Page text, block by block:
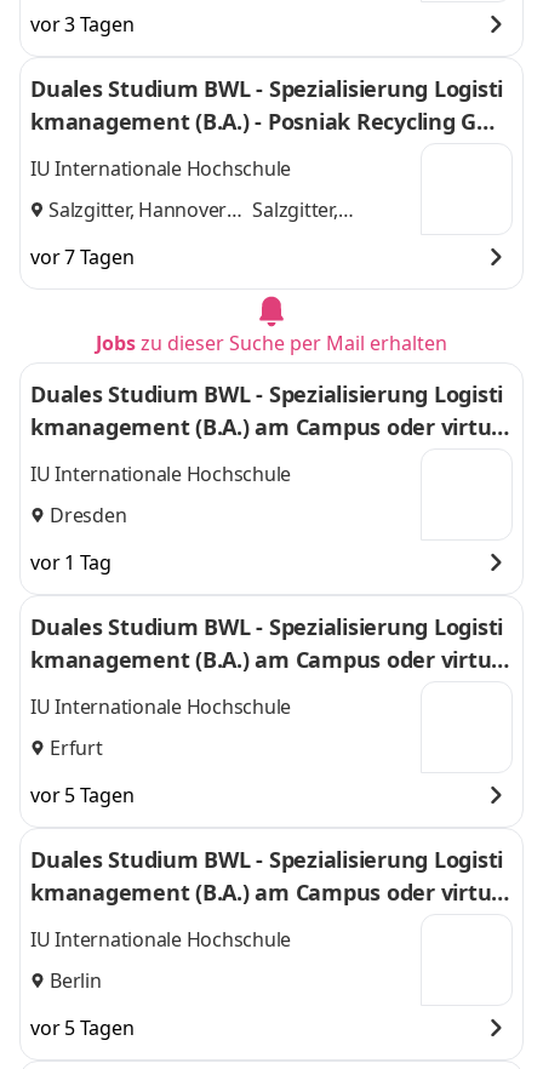
vor 3 Tagen
Duales Studium BWL - Spezialisierung Logisti
kmanagement (B.A.) - Posniak Recycling Gmb
H
IU Internationale Hochschule
Salzgitter, Hannover
Salzgitter,
vor 7 Tagen
Jobszu dieser Suche per Mail erhalten
Duales Studium BWL - Spezialisierung Logisti
kmanagement (B.A.) am Campus oder virtuel
l
IU Internationale Hochschule
Dresden
vor 1 Tag
Duales Studium BWL - Spezialisierung Logisti
kmanagement (B.A.) am Campus oder virtuel
l
IU Internationale Hochschule
Erfurt
vor 5 Tagen
Duales Studium BWL - Spezialisierung Logisti
kmanagement (B.A.) am Campus oder virtuel
l
IU Internationale Hochschule
Berlin
vor 5 Tagen